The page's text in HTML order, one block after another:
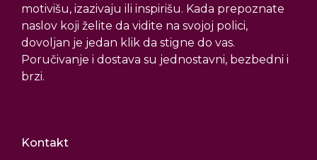
motivišu, izazivaju ili inspirišu. Kada prepoznate
naslov koji želite da vidite na svojoj polici,
dovoljan je jedan klik da stigne do vas.
Poručivanje i dostava su jednostavni, bezbedni i
brzi.
Kontakt